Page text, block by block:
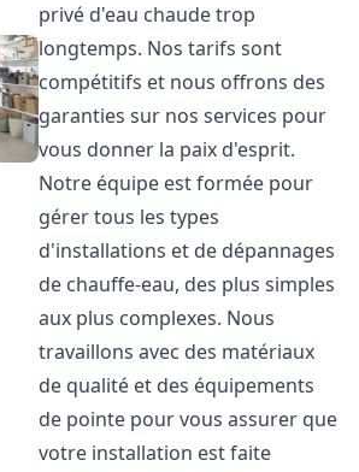
privé d'eau chaude trop
longtemps. Nos tarifs sont
compétitifs et nous offrons des
garanties sur nos services pour
vous donner la paix d'esprit.
Notre équipe est formée pour
gérer tous les types
d'installations et de dépannages
de chauffe-eau, des plus simples
aux plus complexes. Nous
travaillons avec des matériaux
de qualité et des équipements
de pointe pour vous assurer que
votre installation est faite